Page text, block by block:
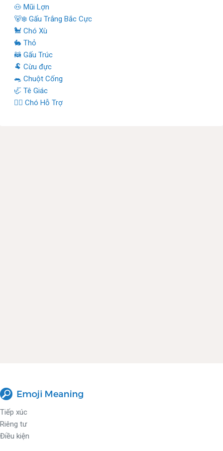
🐽 Mũi Lợn
🐻‍❄️ Gấu Trắng Bắc Cực
🐩 Chó Xù
🐇 Thỏ
🦝 Gấu Trúc
🐏 Cừu đực
🐀 Chuột Cống
🦏 Tê Giác
🐕‍🦺 Chó Hỗ Trợ
Tiếp xúc
Riêng tư
Điều kiện